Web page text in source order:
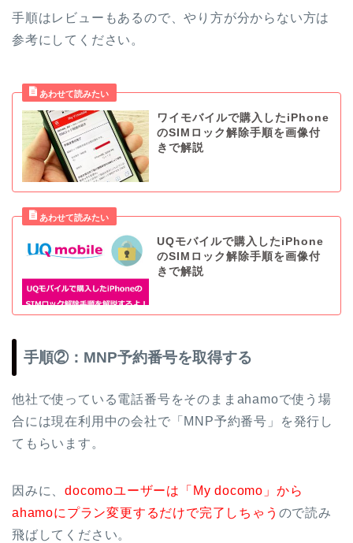
手順はレビューもあるので、やり方が分からない方は
参考にしてください。
ワイモバイルで購入したiPhone
のSIMロック解除手順を画像付
きで解説
UQモバイルで購入したiPhone
のSIMロック解除手順を画像付
きで解説
手順②：MNP予約番号を取得する
他社で使っている電話番号をそのままahamoで使う場
合には現在利用中の会社で「MNP予約番号」を発行し
てもらいます。
因みに、docomoユーザーは「My docomo」から
ahamoにプラン変更するだけで完了しちゃう ので読み
飛ばしてください。